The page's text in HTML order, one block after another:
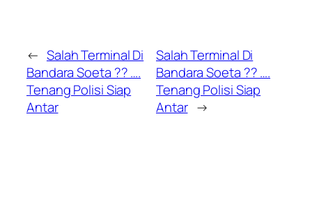
← Salah Terminal Di
Bandara Soeta ?? ….
Tenang Polisi Siap
Antar
Salah Terminal Di
Bandara Soeta ?? ….
Tenang Polisi Siap
Antar →